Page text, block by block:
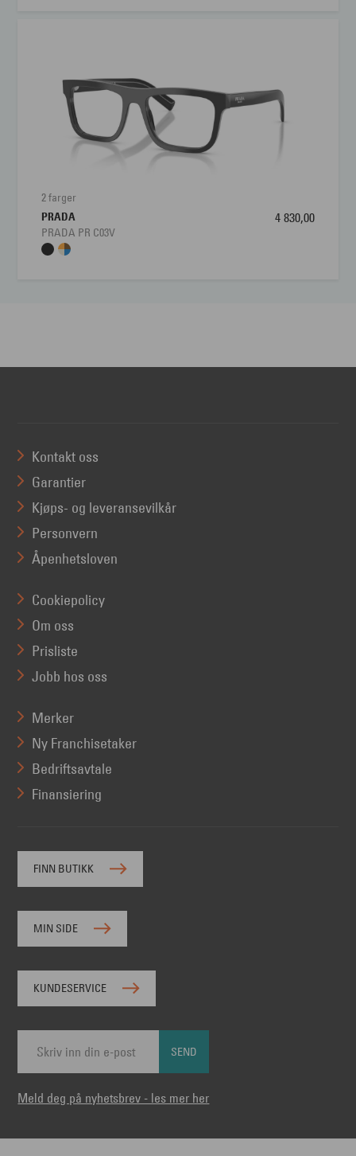
2 farger
PRADA
PRADA PR C03V
4 830,00
Kontakt oss
Garantier
Kjøps- og leveransevilkår
Personvern
Åpenhetsloven
Cookiepolicy
Om oss
Prisliste
Jobb hos oss
Merker
Ny Franchisetaker
Bedriftsavtale
Finansiering
FINN BUTIKK
MIN SIDE
KUNDESERVICE
SEND
Meld deg på nyhetsbrev - les mer her